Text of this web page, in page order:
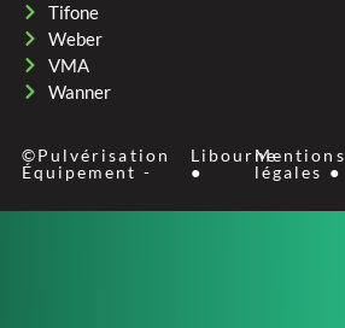
Tifone
Weber
VMA
Wanner
©Pulvérisation
Équipement -
Libourne
●
Mentions
légales ●